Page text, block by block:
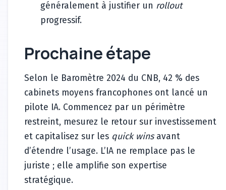
généralement à justifier un rollout
progressif.
Prochaine étape
Selon le Baromètre 2024 du CNB, 42 % des
cabinets moyens francophones ont lancé un
pilote IA. Commencez par un périmètre
restreint, mesurez le retour sur investissement
et capitalisez sur les quick winsavant
d’étendre l’usage. L’IA ne remplace pas le
juriste ; elle amplifie son expertise
stratégique.